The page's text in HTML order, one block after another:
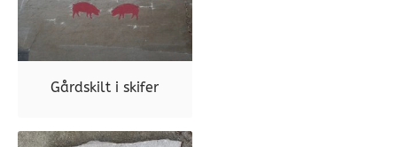
Gårdskilt i skifer